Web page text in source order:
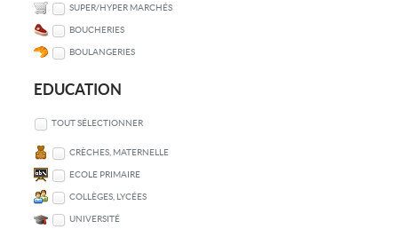
SUPER/HYPER MARCHÉS
BOUCHERIES
BOULANGERIES
EDUCATION
TOUT SÉLECTIONNER
CRÈCHES, MATERNELLE
ECOLE PRIMAIRE
COLLÈGES, LYCÉES
UNIVERSITÉ